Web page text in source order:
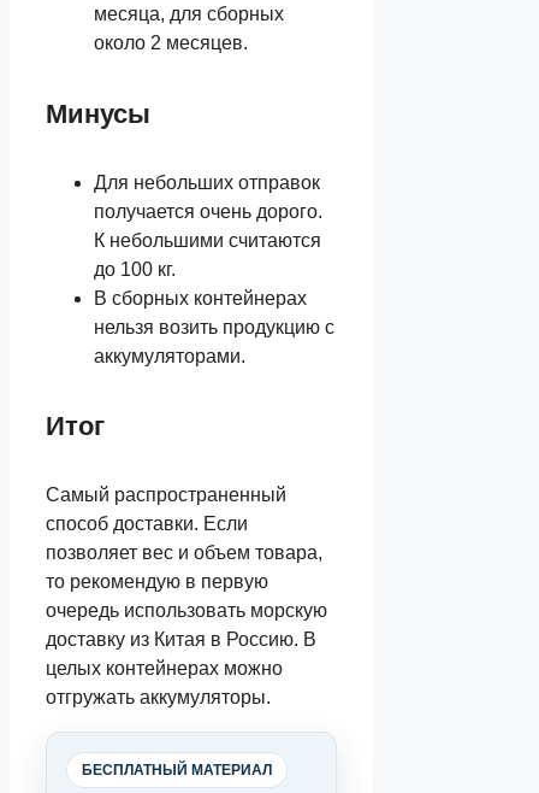
месяца, для сборных
около 2 месяцев.
Минусы
Для небольших отправок
получается очень дорого.
К небольшими считаются
до 100 кг.
В сборных контейнерах
нельзя возить продукцию с
аккумуляторами.
Итог
Самый распространенный
способ доставки. Если
позволяет вес и объем товара,
то рекомендую в первую
очередь использовать морскую
доставку из Китая в Россию. В
целых контейнерах можно
отгружать аккумуляторы.
БЕСПЛАТНЫЙ МАТЕРИАЛ